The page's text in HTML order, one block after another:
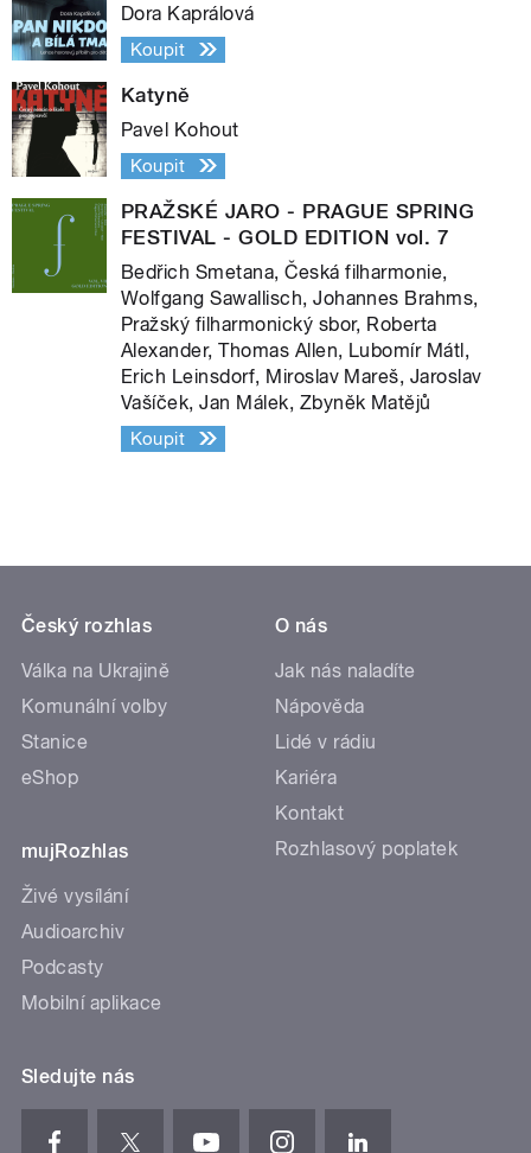
Dora Kaprálová
Koupit
Katyně
Pavel Kohout
Koupit
PRAŽSKÉ JARO - PRAGUE SPRING
FESTIVAL - GOLD EDITION vol. 7
Bedřich Smetana, Česká filharmonie,
Wolfgang Sawallisch, Johannes Brahms,
Pražský filharmonický sbor, Roberta
Alexander, Thomas Allen, Lubomír Mátl,
Erich Leinsdorf, Miroslav Mareš, Jaroslav
Vašíček, Jan Málek, Zbyněk Matějů
Koupit
Český rozhlas
Válka na Ukrajině
Komunální volby
Stanice
eShop
mujRozhlas
Živé vysílání
Audioarchiv
Podcasty
Mobilní aplikace
O nás
Jak nás naladíte
Nápověda
Lidé v rádiu
Kariéra
Kontakt
Rozhlasový poplatek
Sledujte nás